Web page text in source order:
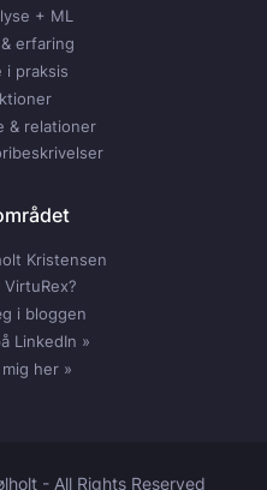
+ ML
erfaring
i praksis
& relationer
Kristensen
i bloggen
LinkedIn »
her »
- All Rights Reserved